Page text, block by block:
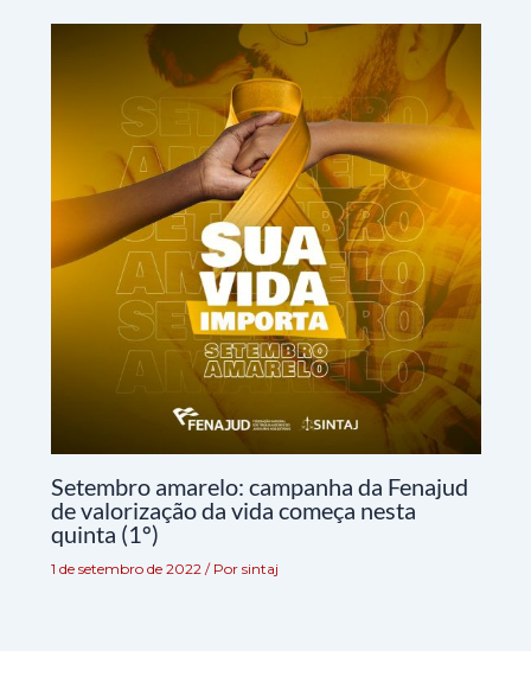
Setembro amarelo: campanha da Fenajud
de valorização da vida começa nesta
quinta (1º)
1 de setembro de 2022 / Por sintaj